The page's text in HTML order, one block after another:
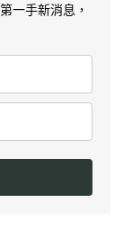
一手新消息，